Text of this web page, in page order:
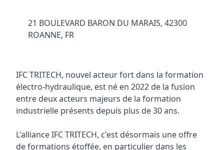
21 BOULEVARD BARON DU MARAIS, 42300
ROANNE, FR
IFC TRITECH, nouvel acteur fort dans la formation
électro-hydraulique, est né en 2022 de la fusion
entre deux acteurs majeurs de la formation
industrielle présents depuis plus de 30 ans.
L'alliance IFC TRITECH, c'est désormais une offre
de formations étoffée, en particulier dans les